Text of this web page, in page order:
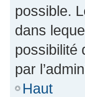
possible.
dans
possibilité
par
Haut